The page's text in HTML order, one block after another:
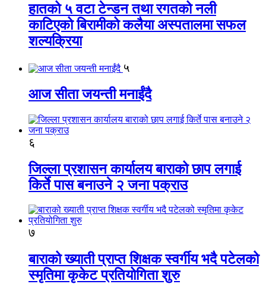
हातको ५ वटा टेन्डन तथा रगतको नली
काटिएको बिरामीको कलैया अस्पतालमा सफल
शल्यक्रिया
५
आज सीता जयन्ती मनाईंदै
६
जिल्ला प्रशासन कार्यालय बाराको छाप लगाई
किर्ते पास बनाउने २ जना पक्राउ
७
बाराको ख्याती प्राप्त शिक्षक स्वर्गीय भदै पटेलको
स्मृतिमा कृकेट प्रतियोगिता शुरु